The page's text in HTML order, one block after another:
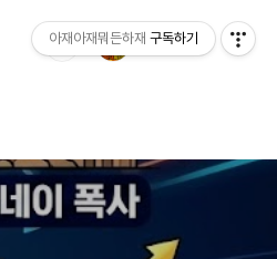
아재아재뭐든하재 구독하기